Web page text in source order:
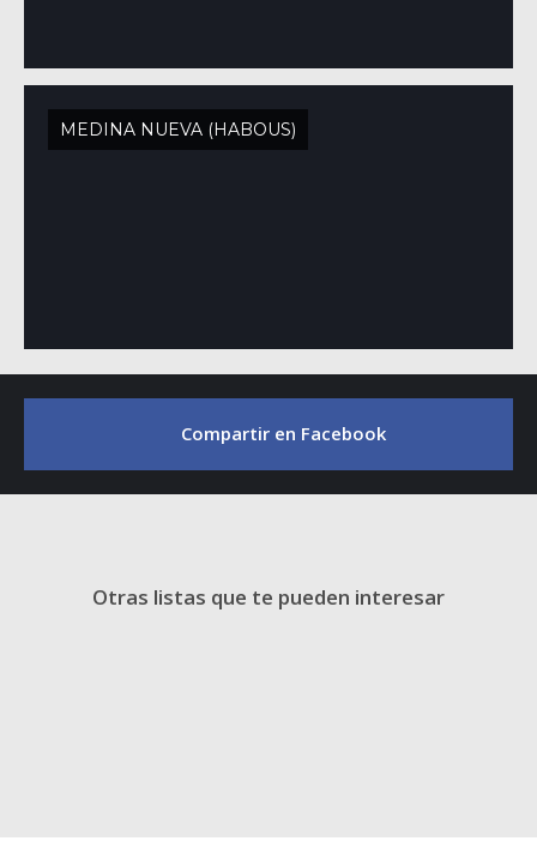
MEDINA NUEVA (HABOUS)
Compartir en Facebook
Otras listas que te pueden interesar